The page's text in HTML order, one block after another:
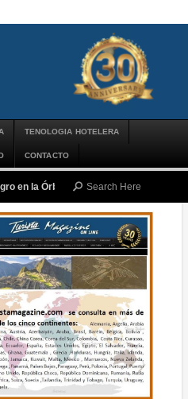
TENOLOGIA HOTELERA
CONTACTO
en la Órbita: ¿Qué es la «Basura